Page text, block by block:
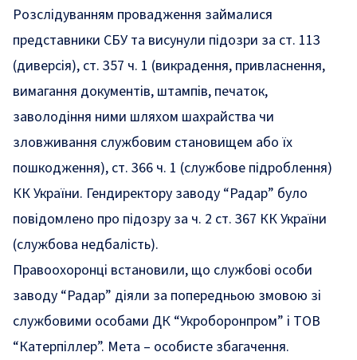
Розслідуванням провадження займалися
представники СБУ та висунули підозри за ст. 113
(диверсія), ст. 357 ч. 1 (викрадення, привласнення,
вимагання документів, штампів, печаток,
заволодіння ними шляхом шахрайства чи
зловживання службовим становищем або їх
пошкодження), ст. 366 ч. 1 (службове підроблення)
КК України. Гендиректору заводу “Радар” було
повідомлено про підозру за ч. 2 ст. 367 КК України
(службова недбалість).
Правоохоронці встановили, що службові особи
заводу “Радар” діяли за попередньою змовою зі
службовими особами ДК “Укроборонпром” і ТОВ
“Катерпіллер”. Мета – особисте збагачення.